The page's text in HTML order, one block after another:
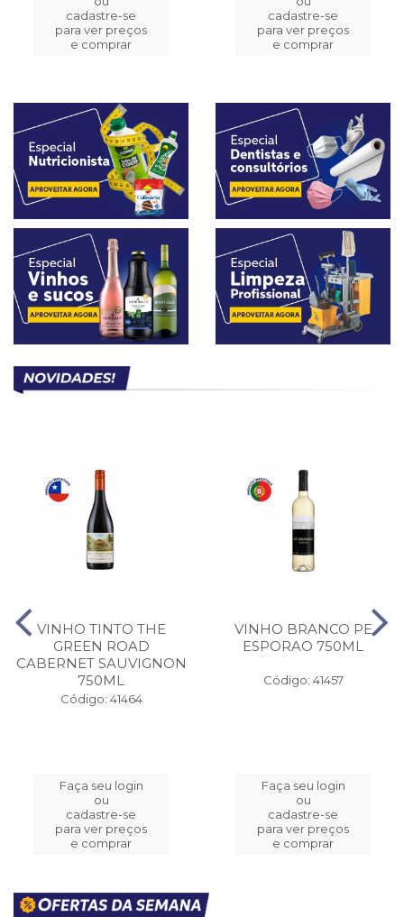
cadastre-se
para ver preços
e comprar
cadastre-se
para ver preços
e comprar
VINHO TINTO THE
GREEN ROAD
CABERNET SAUVIGNON
750ML
Código: 41464
Faça seu login
ou
cadastre-se
para ver preços
e comprar
VINHO BRANCO PE
ESPORAO 750ML
Código: 41457
Faça seu login
ou
cadastre-se
para ver preços
e comprar